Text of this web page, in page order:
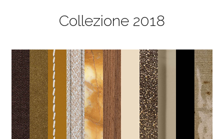
Collezione 2018